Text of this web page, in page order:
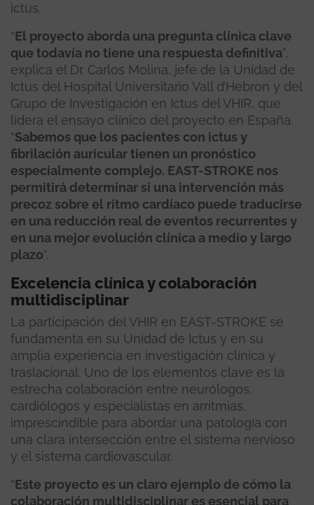
ictus.
“El proyecto aborda una pregunta clínica clave
que todavía no tiene una respuesta definitiva”,
explica el Dr. Carlos Molina, jefe de la Unidad de
Ictus del Hospital Universitario Vall d’Hebron y del
Grupo de Investigación en Ictus del VHIR, que
lidera el ensayo clínico del proyecto en España.
“Sabemos que los pacientes con ictus y
fibrilación auricular tienen un pronóstico
especialmente complejo. EAST-STROKE nos
permitirá determinar si una intervención más
precoz sobre el ritmo cardíaco puede traducirse
en una reducción real de eventos recurrentes y
en una mejor evolución clínica a medio y largo
plazo”.
Excelencia clínica y colaboración
multidisciplinar
La participación del VHIR en EAST-STROKE se
fundamenta en su Unidad de Ictus y en su
amplia experiencia en investigación clínica y
traslacional. Uno de los elementos clave es la
estrecha colaboración entre neurólogos,
cardiólogos y especialistas en arritmias,
imprescindible para abordar una patología con
una clara intersección entre el sistema nervioso
y el sistema cardiovascular.
“Este proyecto es un claro ejemplo de cómo la
colaboración multidisciplinar es esencial para